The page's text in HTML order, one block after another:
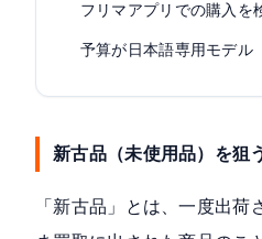
フリマアプリでの購入を
予算が日本語専用モデル
新古品（未使用品）を狙
「新古品」とは、一度出荷